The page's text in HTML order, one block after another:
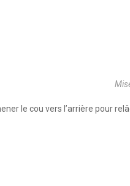
le cou vers l’arrière pour